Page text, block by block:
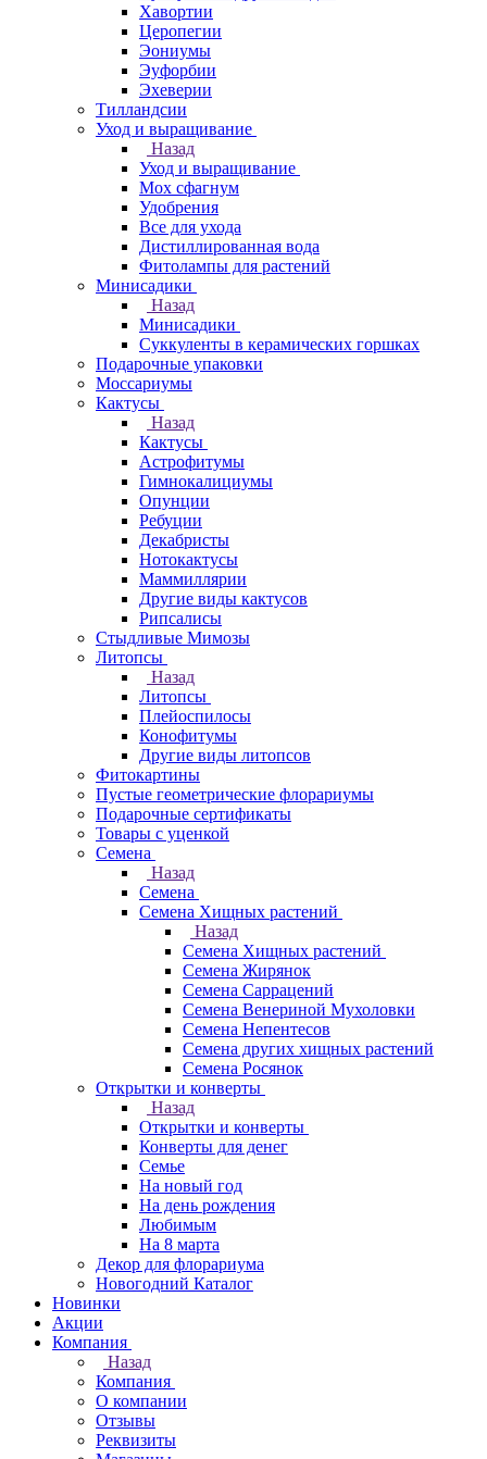
Хавортии
Церопегии
Эониумы
Эуфорбии
Эхеверии
Тилландсии
Уход и выращивание
Назад
Уход и выращивание
Мох сфагнум
Удобрения
Все для ухода
Дистиллированная вода
Фитолампы для растений
Минисадики
Назад
Минисадики
Суккуленты в керамических горшках
Подарочные упаковки
Моссариумы
Кактусы
Назад
Кактусы
Астрофитумы
Гимнокалициумы
Опунции
Ребуции
Декабристы
Нотокактусы
Маммиллярии
Другие виды кактусов
Рипсалисы
Стыдливые Мимозы
Литопсы
Назад
Литопсы
Плейоспилосы
Конофитумы
Другие виды литопсов
Фитокартины
Пустые геометрические флорариумы
Подарочные сертификаты
Товары с уценкой
Семена
Назад
Семена
Семена Хищных растений
Назад
Семена Хищных растений
Семена Жирянок
Семена Саррацений
Семена Венериной Мухоловки
Семена Непентесов
Семена других хищных растений
Семена Росянок
Открытки и конверты
Назад
Открытки и конверты
Конверты для денег
Семье
На новый год
На день рождения
Любимым
На 8 марта
Декор для флорариума
Новогодний Каталог
Новинки
Акции
Компания
Назад
Компания
О компании
Отзывы
Реквизиты